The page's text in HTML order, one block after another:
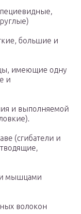
большие и
имеющие одну
и
и выполняемой
(сгибатели и
мышцами
волокон